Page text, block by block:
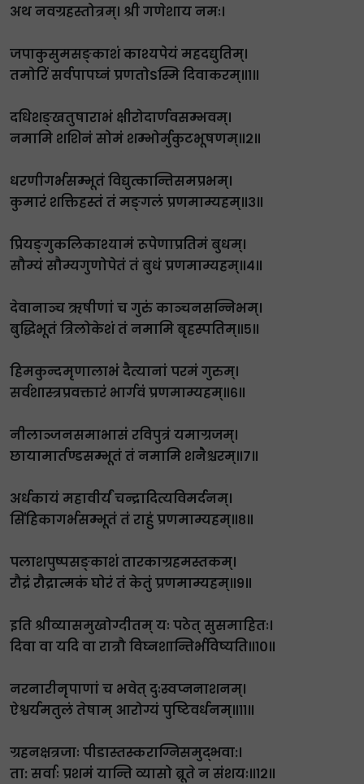
अथ नवग्रहस्तोत्रम्। श्री गणेशाय नमः।
जपाकुसुमसङ्काशं काश्यपेयं महदद्युतिम्।
तमोरिं सर्वपापघ्नं प्रणतोSस्मि दिवाकरम्॥१॥
दधिशङ्खतुषाराभं क्षीरोदार्णवसम्भवम्।
नमामि शशिनं सोमं शम्भोर्मुकुटभूषणम्॥२॥
धरणीगर्भसम्भूतं विद्युत्कान्तिसमप्रभम्।
कुमारं शक्तिहस्तं तं मङ्गलं प्रणमाम्यहम्॥३॥
प्रियङ्गुकलिकाश्यामं रूपेणाप्रतिमं बुधम्।
सौम्यं सौम्यगुणोपेतं तं बुधं प्रणमाम्यहम्॥४॥
देवानाञ्च ऋषीणां च गुरुं काञ्चनसन्निभम्।
बुद्धिभूतं त्रिलोकेशं तं नमामि बृहस्पतिम्॥५॥
हिमकुन्दमृणालाभं दैत्यानां परमं गुरुम्।
सर्वशास्त्रप्रवक्तारं भार्गवं प्रणमाम्यहम्॥६॥
नीलाञ्जनसमाभासं रविपुत्रं यमाग्रजम्।
छायामार्तण्डसम्भूतं तं नमामि शनैश्चरम्॥७॥
अर्धकायं महावीर्यं चन्द्रादित्यविमर्दनम्।
सिंहिकागर्भसम्भूतं तं राहुं प्रणमाम्यहम्॥८॥
पलाशपुष्पसङ्काशं तारकाग्रहमस्तकम्।
रौद्रं रौद्रात्मकं घोरं तं केतुं प्रणमाम्यहम्॥९॥
इति श्रीव्यासमुखोग्दीतम् यः पठेत् सुसमाहितः।
दिवा वा यदि वा रात्रौ विघ्नशान्तिर्भविष्यति॥१०॥
नरनारीनृपाणां च भवेत् दुःस्वप्ननाशनम्।
ऐश्वर्यमतुलं तेषाम् आरोग्यं पुष्टिवर्धनम्॥११॥
ग्रहनक्षत्रजाः पीडास्तस्कराग्निसमुद्भवा:।
ता: सर्वाः प्रशमं यान्ति व्यासो ब्रूते न संशयः॥१२॥